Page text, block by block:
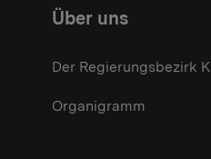
Über uns
Der Regierungsbezirk
Organigramm